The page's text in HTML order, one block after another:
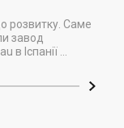
розвитку. Саме
завод
Іспанії ...